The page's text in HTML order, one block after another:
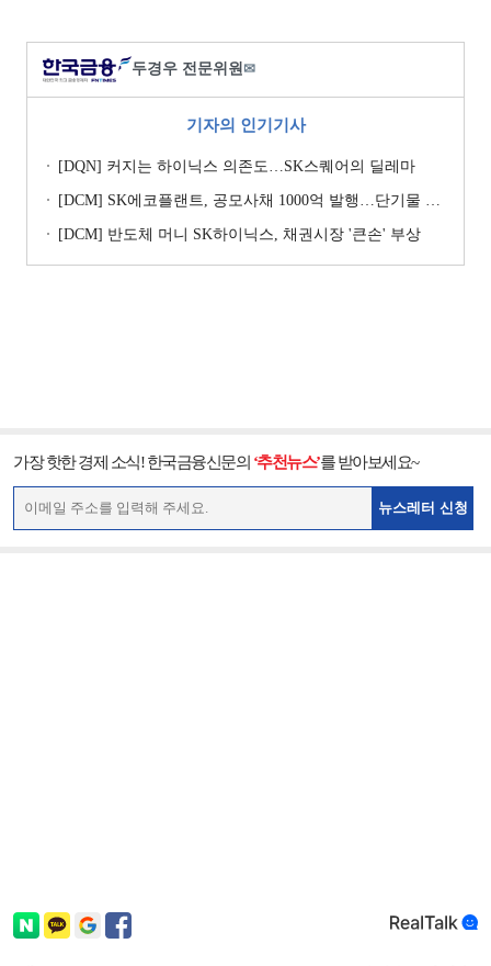
두경우 전문위원 ✉
기자의 인기기사
[DQN] 커지는 하이닉스 의존도…SK스퀘어의 딜레마
[DCM] SK에코플랜트, 공모사채 1000억 발행…단기물 승부수
[DCM] 반도체 머니 SK하이닉스, 채권시장 '큰손' 부상
가장 핫한 경제 소식! 한국금융신문의 ‘추천뉴스’를 받아보세요~
뉴스레터 신청